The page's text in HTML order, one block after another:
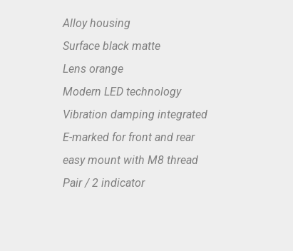
Alloy housing
Surface black matte
Lens orange
Modern LED technology
Vibration damping integrated
E-marked for front and rear
easy mount with M8 thread
Pair / 2 indicator